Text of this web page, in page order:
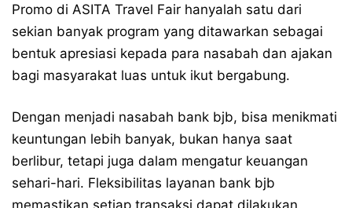
Promo di ASITA Travel Fair hanyalah satu dari
sekian banyak program yang ditawarkan sebagai
bentuk apresiasi kepada para nasabah dan ajakan
bagi masyarakat luas untuk ikut bergabung.
Dengan menjadi nasabah bank bjb, bisa menikmati
keuntungan lebih banyak, bukan hanya saat
berlibur, tetapi juga dalam mengatur keuangan
sehari-hari. Fleksibilitas layanan bank bjb
memastikan setiap transaksi dapat dilakukan